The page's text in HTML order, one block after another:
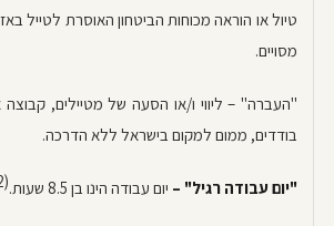
טיול או הוראה מכוחות הביטחון האוסרת לטייל
מסויים.
"העברה" – ליווי ו/או הסעה של מטיילים, קבוצה
בודדים, ממום למקום בישראל ללא הדרכה.
"יום עבודה רגיל" – יום עבודה הינו בן 8.5 שעות. (2)